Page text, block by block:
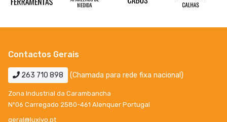
Contactos Gerais
263 710 898 (Chamada para rede fixa nacional)
Zona Industrial da Carambancha
Nº06 Carregado 2580-461 Alenquer Portugal
geral@luxivo.pt